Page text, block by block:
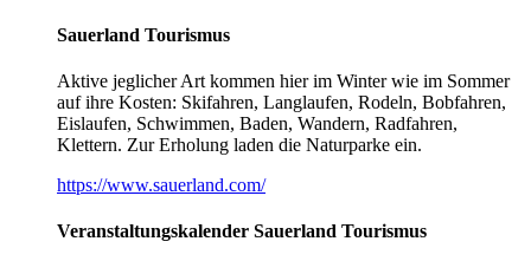
Sauerland Tourismus
Aktive jeglicher Art kommen hier im Winter wie im Sommer
auf ihre Kosten: Skifahren, Langlaufen, Rodeln, Bobfahren,
Eislaufen, Schwimmen, Baden, Wandern, Radfahren,
Klettern. Zur Erholung laden die Naturparke ein.
https://www.sauerland.com/
Veranstaltungskalender Sauerland Tourismus